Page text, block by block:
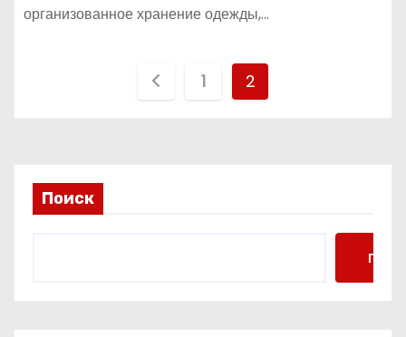
организованное хранение одежды,…
1 2
Поиск
Поиск